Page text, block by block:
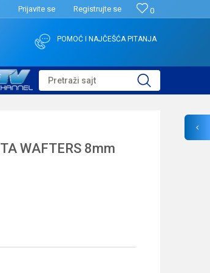
0
Prijavite se Registrujte se
POMOĆ I NAJČEŠĆA PITANJA
Pretraži sajt
WAFTERS 8mm